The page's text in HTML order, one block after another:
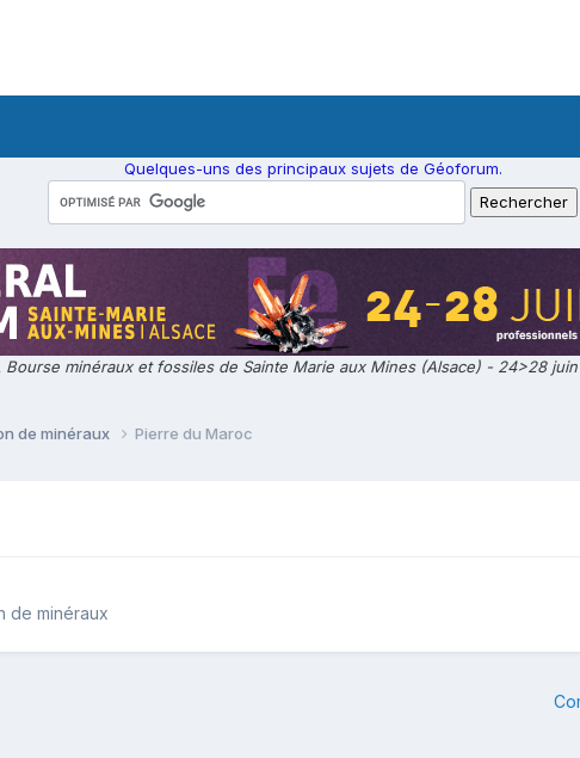
Quelques-uns des principaux sujets de Géoforum.
Bourse minéraux et fossiles de Sainte Marie aux Mines (Alsace) - 24>28
de minéraux Pierre du Maroc
de minéraux